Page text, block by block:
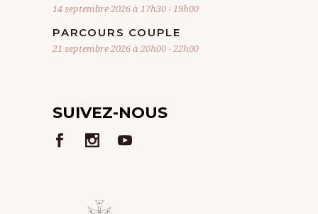
14 septembre 2026 à 17h30-19h00
PARCOURS COUPLE
21 septembre 2026 à 20h00-22h00
SUIVEZ-NOUS